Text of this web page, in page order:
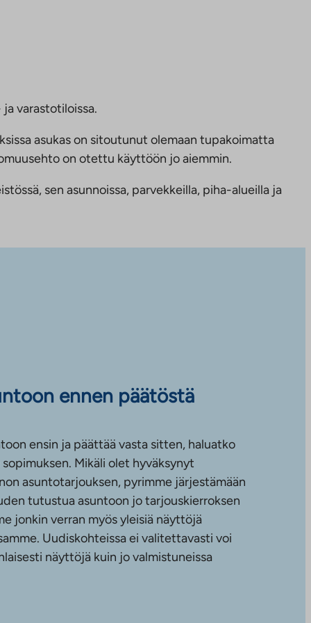
varastotiloissa.
asukas on sitoutunut olemaan tupakoimatta
on otettu käyttöön jo aiemmin.
sen asunnoissa, parvekkeilla, piha-alueilla ja
ennen päätöstä
ensin ja päättää vasta sitten, haluatko
Mikäli olet hyväksynyt
asuntotarjouksen, pyrimme järjestämään
tutustua asuntoon jo tarjouskierroksen
jonkin verran myös yleisiä näyttöjä
Uudiskohteissa ei valitettavasti voi
näyttöjä kuin jo valmistuneissa